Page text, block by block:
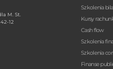
M. St.
12
Szkolenia
Kursy
Cash flow
Szkolenia
Szkolenia
Finanse